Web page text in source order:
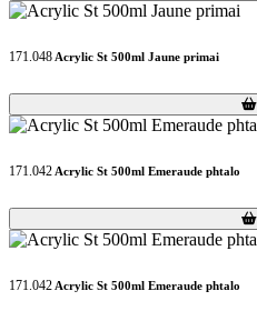
171.048 Acrylic St 500ml Jaune primai
Loading...
Loading...
171.042 Acrylic St 500ml Emeraude phtalo
Loading...
Loading...
171.042 Acrylic St 500ml Emeraude phtalo